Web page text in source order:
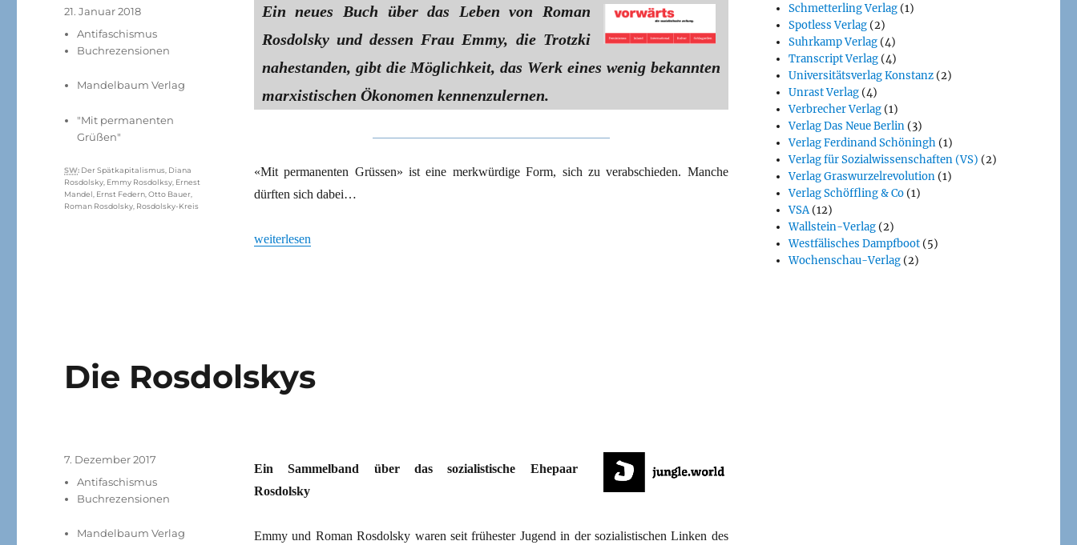
Ein neues Buch über das Leben von Roman
Rosdolsky und dessen Frau Emmy, die Trotzki
nahestanden, gibt die Möglichkeit, das Werk eines wenig bekannten
marxistischen Ökonomen kennenzulernen.
«Mit permanenten Grüssen» ist eine merkwürdige Form, sich zu verabschieden. Manche
dürften sich dabei…
„Schweigen und Verschleppung“
weiterlesen
Veröffentlicht
21. Januar 2018
Kategorien
Antifaschismus
Buchrezensionen
Mandelbaum Verlag
"Mit permanenten
Grüßen"
Schlagwörter
SW: Der Spätkapitalismus Diana
Rosdolsky Emmy Rosdolksy Ernest
Mandel Ernst Federn ,Otto Bauer
Roman Rosdolsky Rosdolsky-Kreis
Die Rosdolskys
Ein Sammelband über das sozialistische Ehepaar
Rosdolsky
Emmy und Roman Rosdolsky waren seit frühester Jugend in der sozialistischen Linken des
Veröffentlicht
7. Dezember 2017
Kategorien
Antifaschismus
Buchrezensionen
Mandelbaum Verlag
Schmetterling Verlag (1)
Spotless Verlag (2)
Suhrkamp Verlag (4)
Transcript Verlag (4)
Universitätsverlag Konstanz (2)
Unrast Verlag (4)
Verbrecher Verlag (1)
Verlag Das Neue Berlin (3)
Verlag Ferdinand Schöningh (1)
Verlag für Sozialwissenschaften (VS) (2)
Verlag Graswurzelrevolution (1)
Verlag Schöffling & Co (1)
VSA(12)
Wallstein-Verlag (2)
Westfälisches Dampfboot (5)
Wochenschau-Verlag (2)